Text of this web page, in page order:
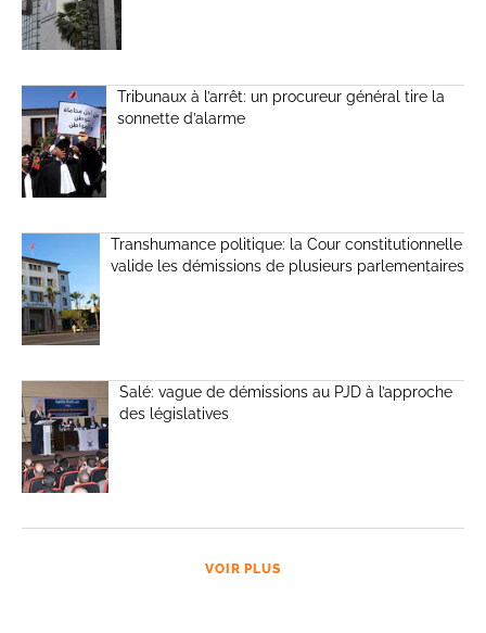
Tribunaux à l’arrêt: un procureur général tire la
sonnette d’alarme
Transhumance politique: la Cour constitutionnelle
valide les démissions de plusieurs parlementaires
Salé: vague de démissions au PJD à l’approche
des législatives
VOIR PLUS